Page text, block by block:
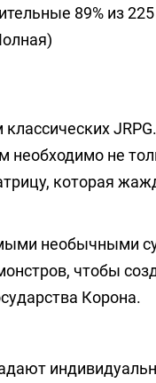
89% из
не
которая
необычными
чтобы
Корона.